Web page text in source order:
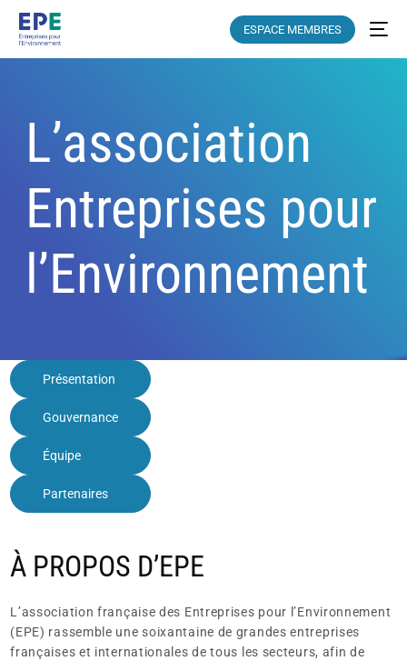
ESPACE MEMBRES
L’association
Entreprises pour
l’Environnement
Présentation
Gouvernance
Équipe
Partenaires
À PROPOS D’EPE
L’association française des Entreprises pour l’Environnement
(EPE) rassemble une soixantaine de grandes entreprises
françaises et internationales de tous les secteurs, afin de